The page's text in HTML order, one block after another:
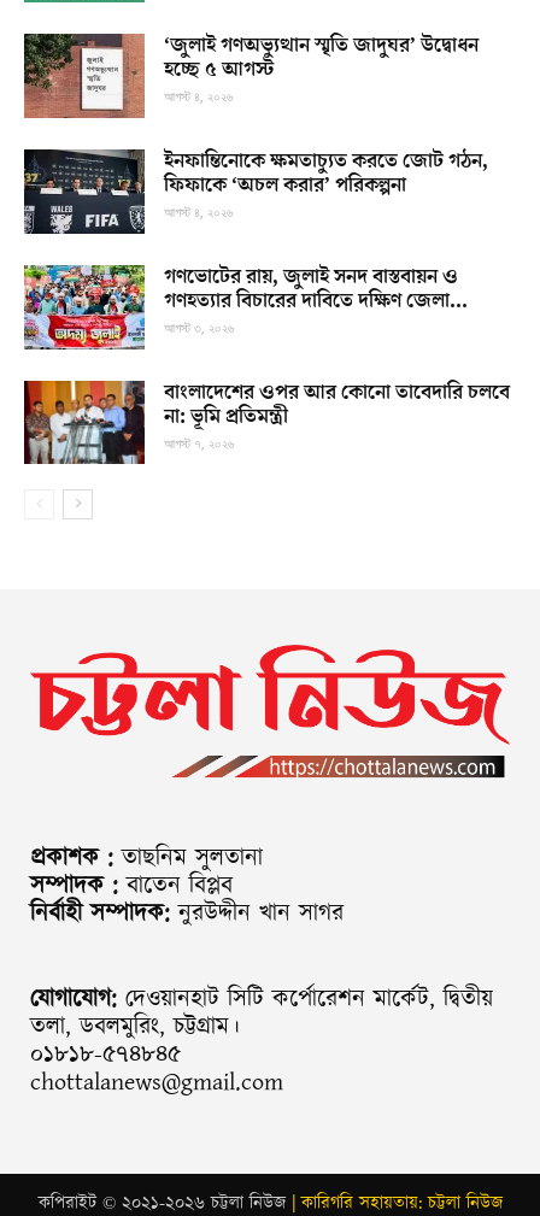
‘জুলাই গণঅভ্যুত্থান স্মৃতি জাদুঘর’ উদ্বোধন
হচ্ছে ৫ আগস্ট
আগস্ট ৪, ২০২৬
ইনফান্তিনোকে ক্ষমতাচ্যুত করতে জোট গঠন,
ফিফাকে ‘অচল করার’ পরিকল্পনা
আগস্ট ৪, ২০২৬
গণভোটের রায়, জুলাই সনদ বাস্তবায়ন ও
গণহত্যার বিচারের দাবিতে দক্ষিণ জেলা...
আগস্ট ৩, ২০২৬
বাংলাদেশের ওপর আর কোনো তাবেদারি চলবে
না: ভূমি প্রতিমন্ত্রী
আগস্ট ৭, ২০২৬
প্রকাশক : তাছনিম সুলতানা
সম্পাদক : বাতেন বিপ্লব
নির্বাহী সম্পাদক: নুরউদ্দীন খান সাগর
যোগাযোগ: দেওয়ানহাট সিটি কর্পোরেশন মার্কেট, দ্বিতীয়
তলা, ডবলমুরিং, চট্টগ্রাম।
০১৮১৮-৫৭৪৮৪৫
chottalanews@gmail.com
কপিরাইট © ২০২১-২০২৬ চট্টলা নিউজ | কারিগরি সহায়তায়: চট্টলা নিউজ